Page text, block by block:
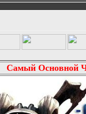
Самый Основной